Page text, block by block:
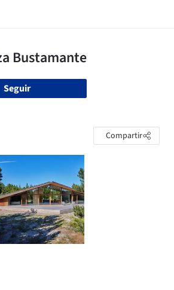
Seguir
Compartir